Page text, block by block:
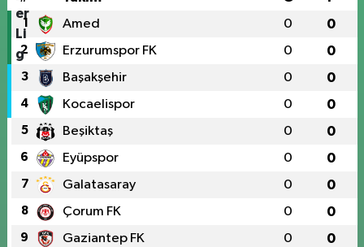
1 Amed 0 0
2 Erzurumspor FK 0 0
3 Başakşehir 0 0
4 Kocaelispor 0 0
5 Beşiktaş 0 0
6 Eyüpspor 0 0
7 Galatasaray 0 0
8 Çorum FK 0 0
9 Gaziantep FK 0 0